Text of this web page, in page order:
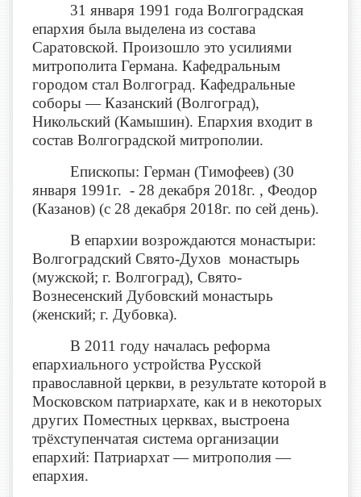
31 января 1991 года Волгоградская
епархия была выделена из состава
Саратовской. Произошло это усилиями
митрополита Германа. Кафедральным
городом стал Волгоград. Кафедральные
соборы — Казанский (Волгоград),
Никольский (Камышин). Епархия входит в
состав Волгоградской митрополии.
Епископы: Герман (Тимофеев) (30
января 1991г. - 28 декабря 2018г. , Феодор
(Казанов) (с 28 декабря 2018г. по сей день).
В епархии возрождаются монастыри:
Волгоградский Свято-Духов монастырь
(мужской; г. Волгоград), Свято-
Вознесенский Дубовский монастырь
(женский; г. Дубовка).
В 2011 году началась реформа
епархиального устройства Русской
православной церкви, в результате которой в
Московском патриархате, как и в некоторых
других Поместных церквах, выстроена
трёхступенчатая система организации
епархий: Патриархат — митрополия —
епархия.